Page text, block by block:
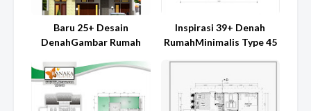
Baru 25+ Desain
DenahGambar Rumah
Inspirasi 39+ Denah
RumahMinimalis Type 45